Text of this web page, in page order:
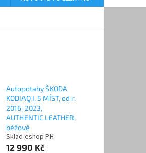
Autopotahy ŠKODA
KODIAQ I, 5 MÍST, od r.
2016-2023,
AUTHENTIC LEATHER,
béžové
Sklad eshop PH
12 990 Kč